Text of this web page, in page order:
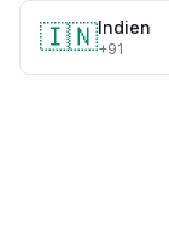
🇮🇳Indien
+91